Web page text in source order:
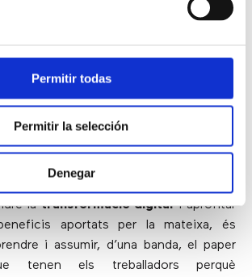
Permitir todas
Permitir la selección
Denegar
, deixant de banda la
d’això, s’emprenen iniciatives que
etcètera, que, si bé mereixen la
beneficis, el fet de ser aplicades de
que s’extregui tot el seu
latransformació digitali aprofitar
aportats per la mateixa, és
i assumir, d’una banda, el paper
tenen els treballadors perquè